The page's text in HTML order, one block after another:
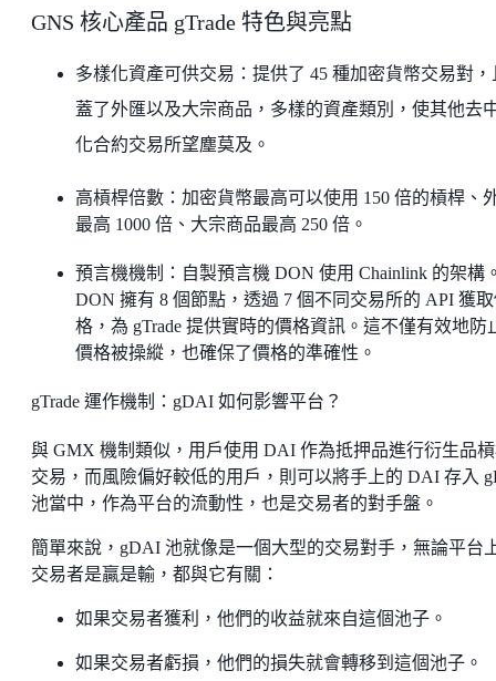
GNS 核心產品 gTrade 特色與亮點
多樣化資產可供交易：提供了 45 種加密貨幣交易對，
蓋了外匯以及大宗商品，多樣的資產類別，使其他去
化合約交易所望塵莫及。
高槓桿倍數：加密貨幣最高可以使用 150 倍的槓桿、
最高 1000 倍、大宗商品最高 250 倍。
預言機機制：自製預言機 DON 使用 Chainlink 的架構
DON 擁有 8 個節點，透過 7 個不同交易所的 API 獲
格，為 gTrade 提供實時的價格資訊。這不僅有效地防
價格被操縱，也確保了價格的準確性。
gTrade 運作機制：gDAI 如何影響平台？
與 GMX 機制類似，用戶使用 DAI 作為抵押品進行衍生品
交易，而風險偏好較低的用戶，則可以將手上的 DAI 存入
池當中，作為平台的流動性，也是交易者的對手盤。
簡單來說，gDAI 池就像是一個大型的交易對手，無論平台
交易者是贏是輸，都與它有關：
如果交易者獲利，他們的收益就來自這個池子。
如果交易者虧損，他們的損失就會轉移到這個池子。